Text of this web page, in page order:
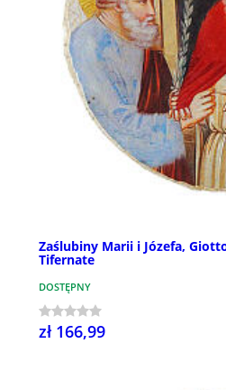
Zaślubiny Marii i Józefa,
Tifernate
DOSTĘPNY
zł 166,99